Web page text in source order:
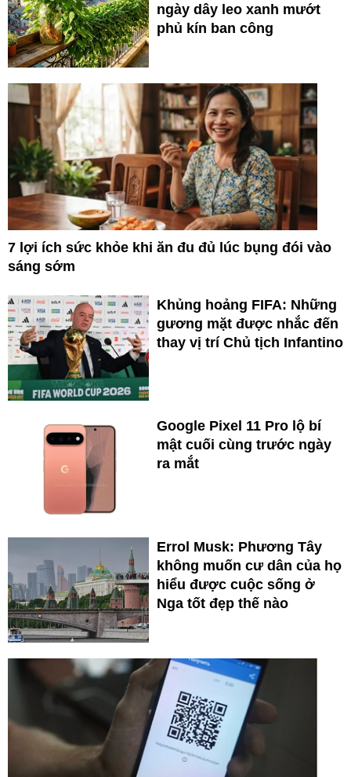
ngày dây leo xanh mướt
phủ kín ban công
7 lợi ích sức khỏe khi ăn đu đủ lúc bụng đói vào
sáng sớm
Khủng hoảng FIFA: Những
gương mặt được nhắc đến
thay vị trí Chủ tịch Infantino
Google Pixel 11 Pro lộ bí
mật cuối cùng trước ngày
ra mắt
Errol Musk: Phương Tây
không muốn cư dân của họ
hiểu được cuộc sống ở
Nga tốt đẹp thế nào